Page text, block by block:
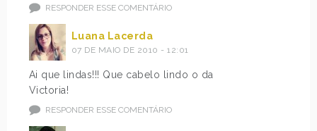
RESPONDER ESSE COMENTÁRIO
Luana Lacerda
07 DE MAIO DE 2010 - 12:01
Ai que lindas!!! Que cabelo lindo o da
Victoria!
RESPONDER ESSE COMENTÁRIO